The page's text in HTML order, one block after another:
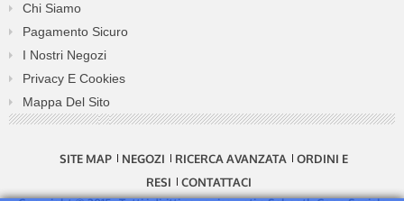
Chi Siamo
Pagamento Sicuro
I Nostri Negozi
Privacy E Cookies
Mappa Del Sito
SITE MAP NEGOZI RICERCA AVANZATA
ORDINI E
RESI
CONTATTACI